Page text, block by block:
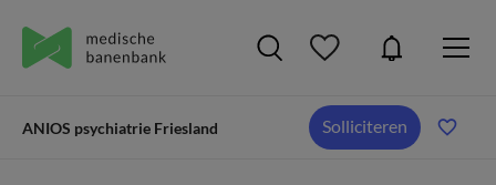
ANIOS psychiatrie Friesland Solliciteren